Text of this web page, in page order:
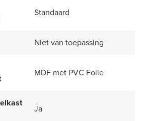
Standaard
Niet van toepassing
MDF met PVC Folie
Ja